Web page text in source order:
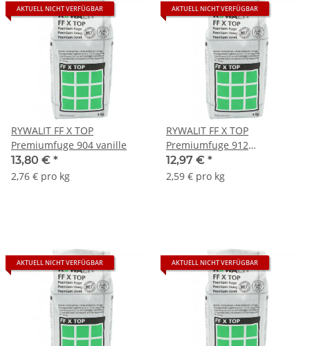
AKTUELL NICHT VERFÜGBAR
RYWALIT FF X TOP
Premiumfuge 904 vanille
13,80 € *
2,76 € pro kg
AKTUELL NICHT VERFÜGBAR
RYWALIT FF X TOP
Premiumfuge 912
manhattan
12,97 € *
2,59 € pro kg
AKTUELL NICHT VERFÜGBAR AKTUELL NICHT VERFÜGBAR